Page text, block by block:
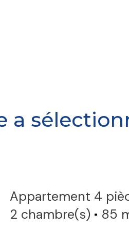
a
pièce(s)
85 m²